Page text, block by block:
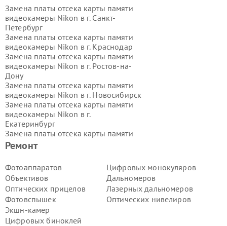
Ремонт
Фотоаппаратов
Объективов
Оптических прицелов
Фотовспышек
Экшн-камер
Цифровых биноклей
Цифровых монокуляров
Дальномеров
Лазерных дальномеров
Оптических нивелиров
Замена платы отсека карты памяти
видеокамеры Nikon в г. Санкт-
Петербург
Замена платы отсека карты памяти
видеокамеры Nikon в г. Краснодар
Замена платы отсека карты памяти
видеокамеры Nikon в г. Ростов-на-
Дону
Замена платы отсека карты памяти
видеокамеры Nikon в г. Новосибирск
Замена платы отсека карты памяти
видеокамеры Nikon в г.
Екатеринбург
Замена платы отсека карты памяти
видеокамеры Nikon в г.
видеокамеры Nikon в г.
Воронеж
Замена платы отсека карты памяти
видеокамеры Nikon в г.
Волгоград
Замена платы отсека карты памяти
видеокамеры Nikon в г.
Самара
Замена платы отсека карты памяти
видеокамеры Nikon в г.